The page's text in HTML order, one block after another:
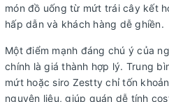
món đồ uống từ mứt trái cây kết
hấp dẫn và khách hàng dễ ghiền.
Một điểm mạnh đáng chú ý của
chính là giá thành hợp lý. Trung
mứt hoặc siro Zestty chỉ tốn
nguyên liệu, giúp quán dễ tính